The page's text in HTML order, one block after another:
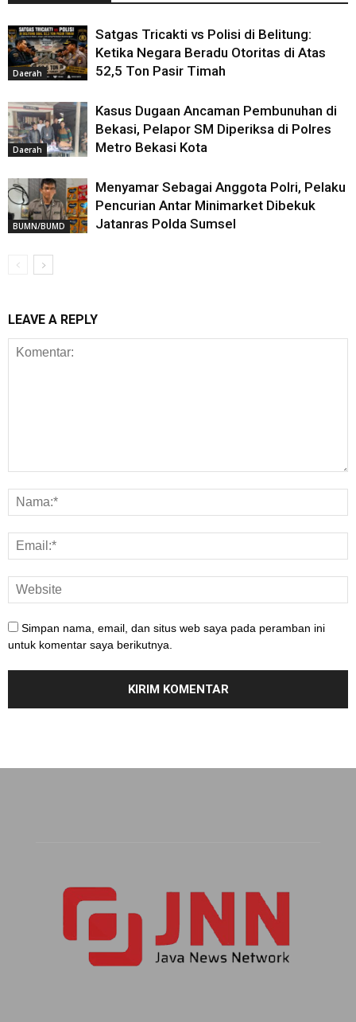
Daerah
Satgas Tricakti vs Polisi di Belitung:
Ketika Negara Beradu Otoritas di Atas
52,5 Ton Pasir Timah
Daerah
Kasus Dugaan Ancaman Pembunuhan di
Bekasi, Pelapor SM Diperiksa di Polres
Metro Bekasi Kota
BUMN/BUMD
Menyamar Sebagai Anggota Polri, Pelaku
Pencurian Antar Minimarket Dibekuk
Jatanras Polda Sumsel
LEAVE A REPLY
Simpan nama, email, dan situs web saya pada peramban ini
untuk komentar saya berikutnya.